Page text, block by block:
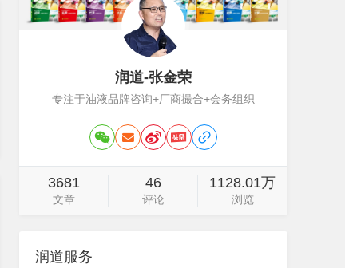
润道-张金荣
专注于油液品牌咨询+厂商撮合+会务组织
3681
文章
46
评论
1128.01万
浏览
润道服务